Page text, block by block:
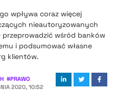
wpływa coraz więcej
nieautoryzowanych
wśród banków
i podsumować własne
klientów.
#PRAWO
2020, 10:52